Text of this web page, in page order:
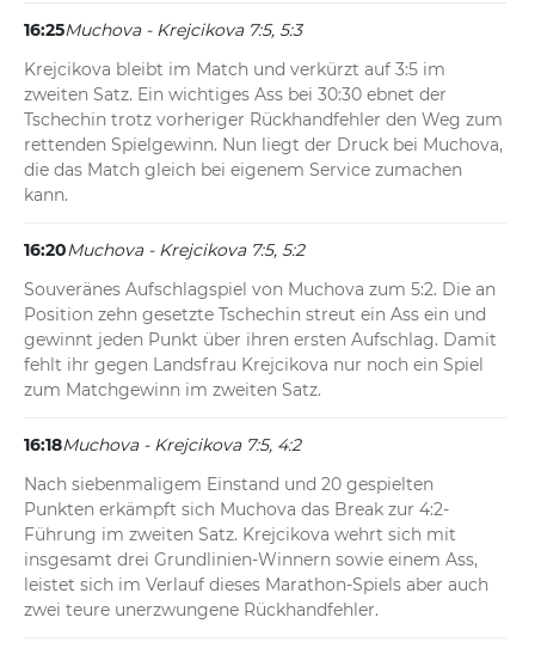
16:25Muchova - Krejcikova 7:5, 5:3
Krejcikova bleibt im Match und verkürzt auf 3:5 im
zweiten Satz. Ein wichtiges Ass bei 30:30 ebnet der
Tschechin trotz vorheriger Rückhandfehler den Weg zum
rettenden Spielgewinn. Nun liegt der Druck bei Muchova,
die das Match gleich bei eigenem Service zumachen
kann.
16:20Muchova - Krejcikova 7:5, 5:2
Souveränes Aufschlagspiel von Muchova zum 5:2. Die an
Position zehn gesetzte Tschechin streut ein Ass ein und
gewinnt jeden Punkt über ihren ersten Aufschlag. Damit
fehlt ihr gegen Landsfrau Krejcikova nur noch ein Spiel
zum Matchgewinn im zweiten Satz.
16:18Muchova - Krejcikova 7:5, 4:2
Nach siebenmaligem Einstand und 20 gespielten
Punkten erkämpft sich Muchova das Break zur 4:2-
Führung im zweiten Satz. Krejcikova wehrt sich mit
insgesamt drei Grundlinien-Winnern sowie einem Ass,
leistet sich im Verlauf dieses Marathon-Spiels aber auch
zwei teure unerzwungene Rückhandfehler.